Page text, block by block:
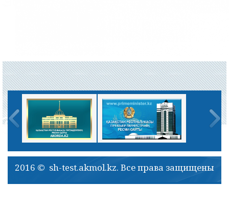
2016 © sh-test.akmol.kz. Все права защищены